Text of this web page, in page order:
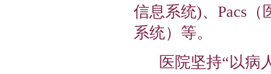
信息系统)、Pacs
系统）等。
医院坚持“以病